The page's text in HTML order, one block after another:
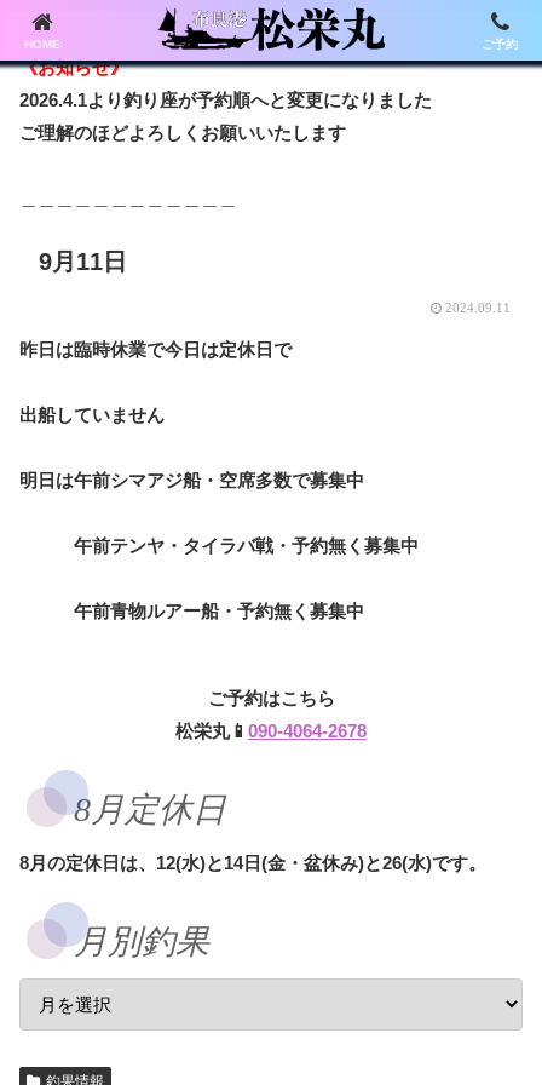
《お知らせ》
2026.4.1より釣り座が予約順へと変更になりました
ご理解のほどよろしくお願いいたします
9月11日
2024.09.11
昨日は臨時休業で今日は定休日で
出船していません
明日は午前シマアジ船・空席多数で募集中
午前テンヤ・タイラバ戦・予約無く募集中
午前青物ルアー船・予約無く募集中
ご予約はこちら
松栄丸📱 090-4064-2678
8月定休日
8月の定休日は、12(水)と14日(金・盆休み)と26(水)です。
月別釣果
釣果情報
HOME ご予約